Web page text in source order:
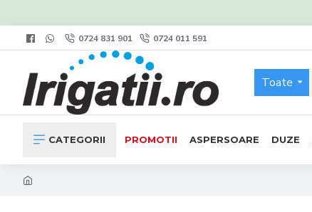
0724 831 901 0724 011 591
Toate
CATEGORII PROMOTII ASPERSOARE DUZE